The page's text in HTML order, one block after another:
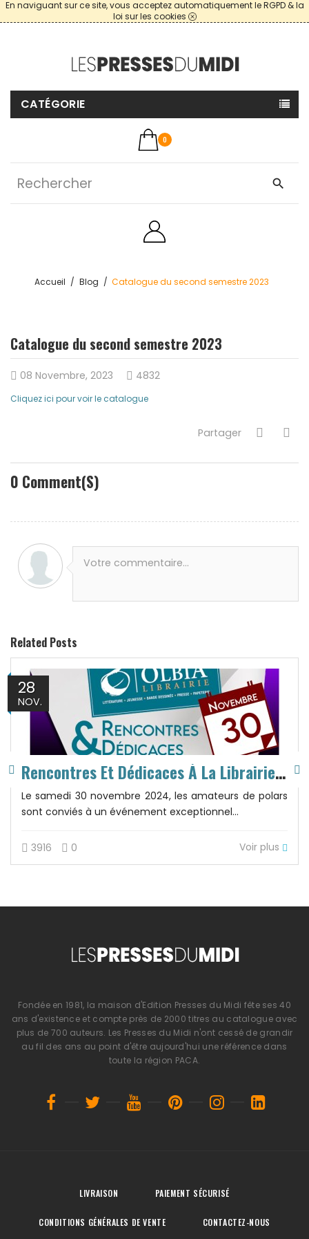
En naviguant sur ce site, vous acceptez automatiquement le RGPD & la
loi sur les cookies
CATÉGORIE
0
search
Accueil Blog Catalogue du second semestre 2023
Catalogue du second semestre 2023
08 Novembre, 2023 4832
Cliquez ici pour voir le catalogue
Partager
0 Comment(s)
Votre commentaire...
Related Posts
28
NOV.
Rencontres Et Dédicaces À La Librairie
Le samedi 30 novembre 2024, les amateurs de polars
sont conviés à un événement exceptionnel...
3916 0 Voir plus
Fondée en 1981, la maison d'Edition Presses du Midi fête ses 40
ans d'existence et compte près de 2000 titres au catalogue avec
plus de 700 auteurs. Les Presses du Midi n'ont cessé de grandir
au fil des ans au point d'être aujourd'hui une référence dans
toute la région PACA.
LIVRAISON PAIEMENT SÉCURISÉ
CONDITIONS GÉNÉRALES DE VENTE CONTACTEZ-NOUS